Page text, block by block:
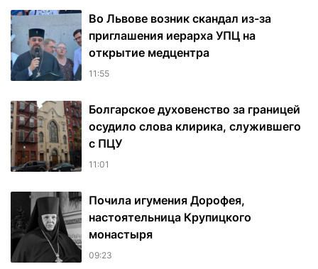
Во Львове возник скандал из-за
приглашения иерарха УПЦ на
открытие медцентра
11:55
Болгарское духовенство за границей
осудило слова клирика, служившего
с ПЦУ
11:01
Почила игумения Дорофея,
настоятельница Крупицкого
монастыря
09:23